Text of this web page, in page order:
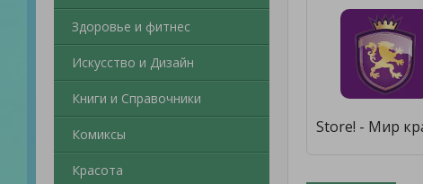
Здоровье и фитнес
Искусство и Дизайн
Книги и Справочники
Комиксы
Красота